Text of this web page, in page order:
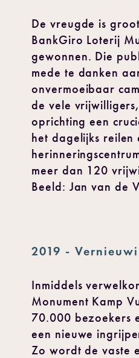
De vreugde is
BankGiro Loterij
gewonnen. Die
mede te danken
onvermoeibaar
de vele
oprichting een
het dagelijks reilen
meer dan 120
Beeld: Jan van de
2019 -
Inmiddels
Monument Kamp
70.000 bezoekers
een nieuwe
Zo wordt de vaste